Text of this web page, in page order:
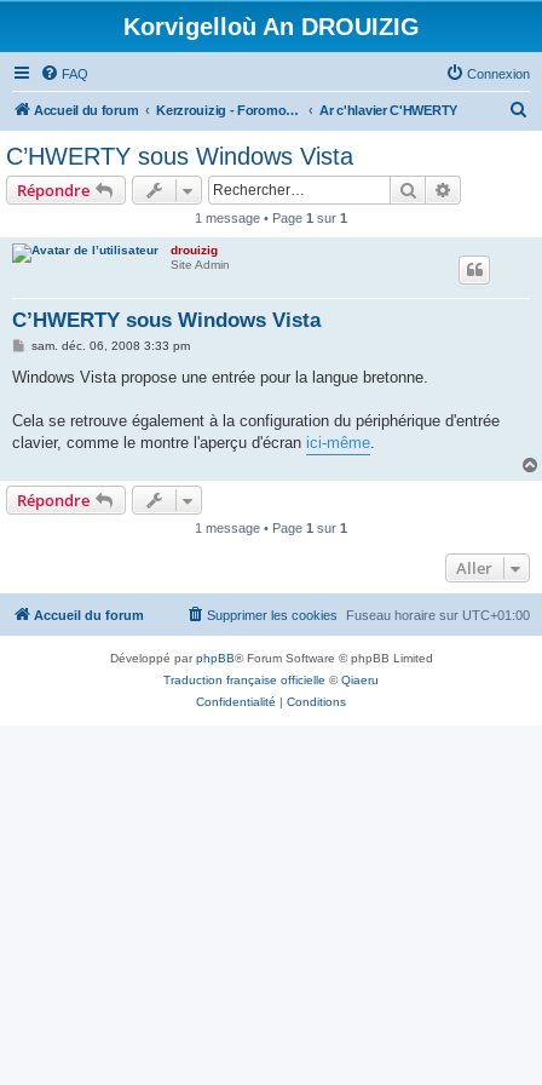
Korvigelloù An DROUIZIG
FAQ Connexion
Accueil du forum Kerzrouizig - Foromoù An Drouizig Ar c'hlavier C'HWERTY
C’HWERTY sous Windows Vista
Répondre Rechercher
1 message • Page 1 sur 1
drouizig
Site Admin
C’HWERTY sous Windows Vista
M
s
g
sam. déc. 06, 2008 3:33 pm
Windows Vista propose une entrée pour la langue bretonne.
Cela se retrouve également à la configuration du périphérique d'entrée
clavier, comme le montre l'aperçu d'écran ici-même.
Répondre
1 message • Page 1 sur 1
Aller
Accueil du forum Fuseau horaire sur UTC+01:00
Supprimer les cookies
Développé parphpBB® Forum Software © phpBB Limited
Traduction française officielle ©Qiaeru
Confidentialité | Conditions